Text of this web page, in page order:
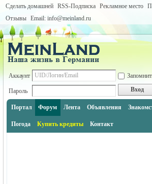
Сделать домашней RSS-Подписка Рекламное место
Отзывы Email: info@meinland.ru
Аккаунт
Пароль Вход
Портал Форум Лента Объявления
Погода Купить кредиты Контакт